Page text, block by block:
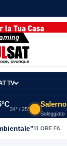
TV
34° / 25°
Salerno
Soleggiato
11 ORE FA